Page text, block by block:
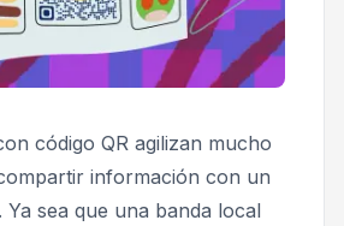
código QR agilizan mucho
información con un
sea que una banda local